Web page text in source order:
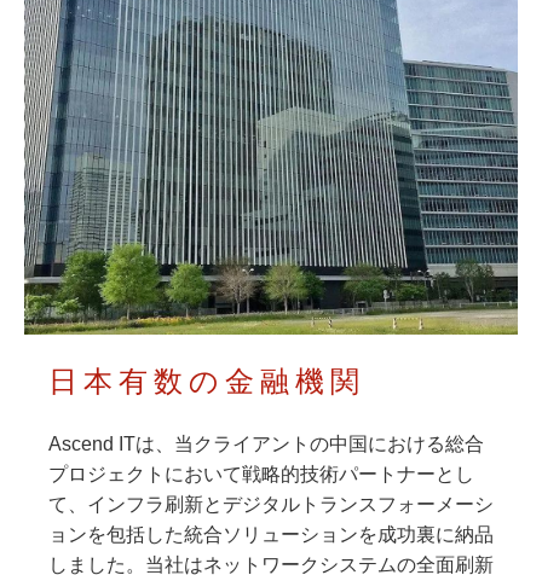
日本有数の金融機関
Ascend ITは、当クライアントの中国における総合
プロジェクトにおいて戦略的技術パートナーとし
て、インフラ刷新とデジタルトランスフォーメーシ
ョンを包括した統合ソリューションを成功裏に納品
しました。当社はネットワークシステムの全面刷新